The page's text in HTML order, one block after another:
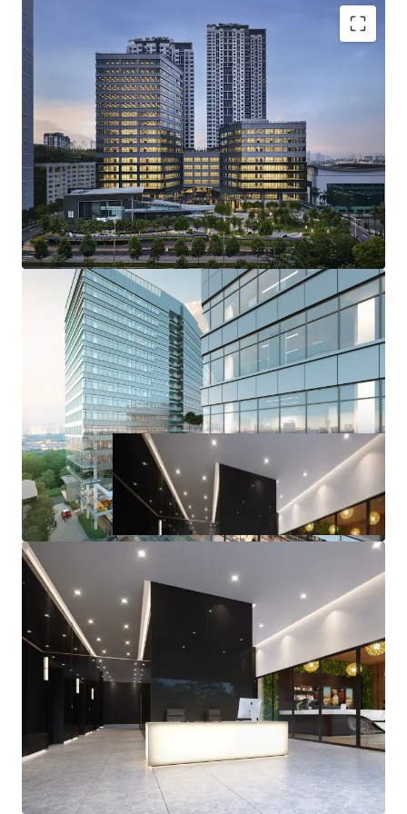
Proposed MSC and GreenRE certified
Prominent location with great accessibility and
amenities
Talent hub
Rare opportunity to acquire office towers in the
central of PJ, Section 13
Positive macro economic outlook
Reputable developer
Matured City
High investment yields (Good return)